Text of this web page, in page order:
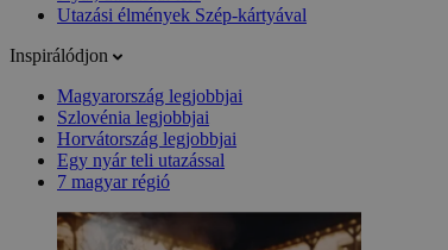
Utazási élmények Szép-kártyával
Inspirálódjon
Magyarország legjobbjai
Szlovénia legjobbjai
Horvátország legjobbjai
Egy nyár teli utazással
7 magyar régió